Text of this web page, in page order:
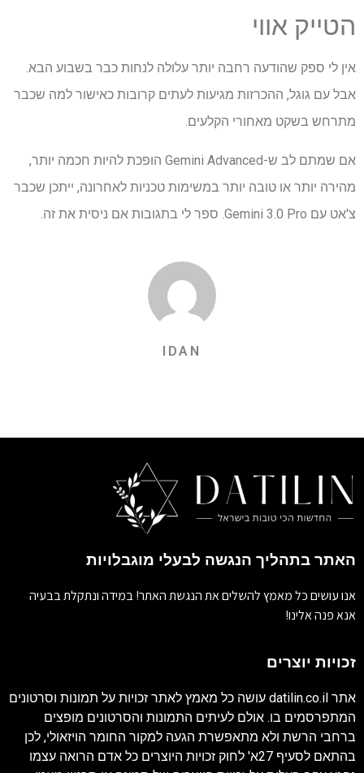
הטייק אווי
אין לי ספק שהודעה רחבה יותר עלולה לנחות כבר בשבוע הבא.
אבל עם גוגל, ההכרזות מגיעות לעתים קרובות כאישור למה שכבר
מתרחש בשקט מאחורי הקלעים.
אם שמתם לב ש-Gemini Advanced הופכת להיות חכמה יותר,
מהירה יותר או טובה יותר במשימות טכניות לאחרונה, ייתכן שכבר
צ'אט עם Gemini 3.0 Pro. ספר לי בתגובות אם ניסית את זה.
IDAN
האתר בתהליך הנגשה לבעלי מוגבלויות
אנו עושים כל מאמץ להשלים את הנגשת האתר! במידה ונתקלת בבעיה
אנא פנה אלינו!
זכויות יוצרים
אתר datilin.co.il עושה כל מאמץ לאתר זכויות על תמונות וסרטונים
המתפרסמים בו. אולם לעיתים התמונות והסרטונים מופצים
ברחבי הרשת ולא מתאפשרת הגעה למקור החומר הויזאולי, לכן
בהתאם לסעיף 27א' לחוק זכויות היוצרים כל אדם הרואה עצמו